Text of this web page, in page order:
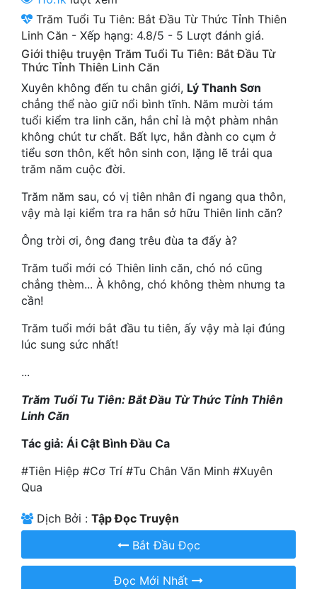
Gia Đấu
Góc Nhìn Nam
Góc Nhìn Nữ
Huyền Huyễn
Huyền Nghi
Huyền Ảo
Hệ Thống
Học Đường
Khoa Huyễn
Khoa Huyễn Không Gian
Kinh Dị
Kỳ Ảo
Linh Dị
Làm Giàu
Mưu Mô
Mạt Thế
Trăm Tuổi Tu Tiên: Bắt Đầu Từ Thức Tỉnh Thiên
Linh Căn - Xếp hạng: 4.8/5 - 5 Lượt đánh giá.
Giới thiệu truyện Trăm Tuổi Tu Tiên: Bắt Đầu Từ
Thức Tỉnh Thiên Linh Căn
Xuyên không đến tu chân giới, Lý Thanh Sơn
chẳng thể nào giữ nổi bình tĩnh. Năm mười tám
tuổi kiểm tra linh căn, hắn chỉ là một phàm nhân
không chút tư chất. Bất lực, hắn đành co cụm ở
tiểu sơn thôn, kết hôn sinh con, lặng lẽ trải qua
trăm năm cuộc đời.
Trăm năm sau, có vị tiên nhân đi ngang qua thôn,
vậy mà lại kiểm tra ra hắn sở hữu Thiên linh căn?
Ông trời ơi, ông đang trêu đùa ta đấy à?
Trăm tuổi mới có Thiên linh căn, chó nó cũng
chẳng thèm... À không, chó không thèm nhưng ta
cần!
Trăm tuổi mới bắt đầu tu tiên, ấy vậy mà lại đúng
lúc sung sức nhất!
...
Trăm Tuổi Tu Tiên: Bắt Đầu Từ Thức Tỉnh Thiên
Linh Căn
Tác giả: Ái Cật Bình Đầu Ca
#Tiên Hiệp #Cơ Trí #Tu Chân Văn Minh #Xuyên
Qua
Dịch Bởi : Tập Đọc Truyện
Bắt Đầu Đọc
Đọc Mới Nhất